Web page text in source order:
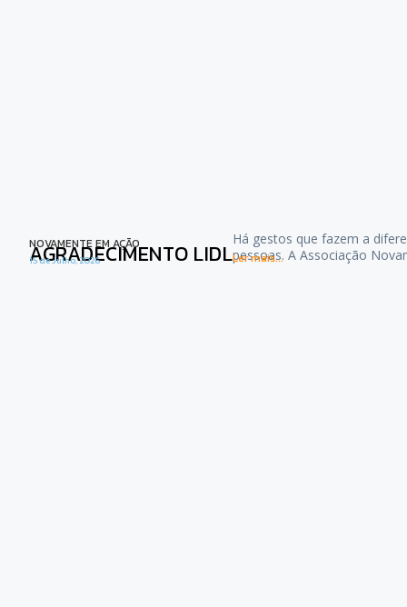
NOVAMENTE EM AÇÃO
AGRADECIMENTO LIDL
15 de Julho, 2026
Há gestos que fazem a
pessoas. A Associação
Ler mais...